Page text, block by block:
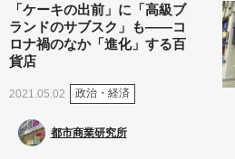
「ケーキの出前」に「高級ブ
ランドのサブスク」も――コ
ロナ禍のなか「進化」する百
貨店
2021.05.02 政治・経済
都市商業研究所